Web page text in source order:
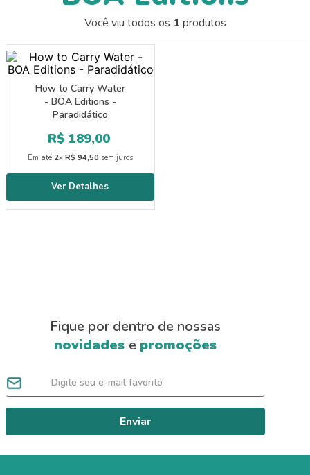
Você viu todos os 1 produtos
How to Carry Water
- BOA Editions -
Paradidático
R$ 189,00
Em até 2x R$ 94,50 sem juros
Fique por dentro de nossas
novidades e promoções
Enviar